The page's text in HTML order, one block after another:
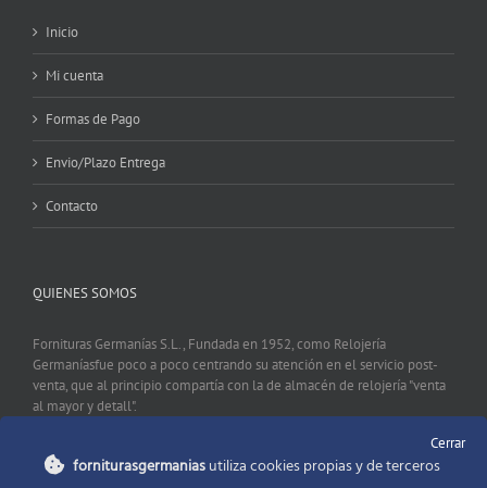
Inicio
Mi cuenta
Formas de Pago
Envio/Plazo Entrega
Contacto
QUIENES SOMOS
Fornituras Germanías S.L., Fundada en 1952, como Relojería
Germaníasfue poco a poco centrando su atención en el servicio post-
venta, que al principio compartía con la de almacén de relojería "venta
al mayor y detall".
CONTACTO
Cerrar
forniturasgermaniasutiliza cookies propias y de terceros